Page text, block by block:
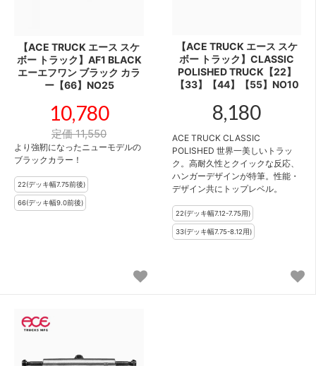
【ACE TRUCK エース スケ
ボー トラック】AF1 BLACK
エーエフワン ブラック カラ
ー【66】NO25
10,780
定価 11,550
より強靭になったニューモデルの
ブラックカラー！
【ACE TRUCK エース スケ
ボー トラック】CLASSIC
POLISHED TRUCK【22】
【33】【44】【55】NO10
8,180
ACE TRUCK CLASSIC
POLISHED 世界一美しいトラッ
ク。高耐久性とクイックな反応、
ハンガーデザインが特筆。性能・
デザイン共にトップレベル。